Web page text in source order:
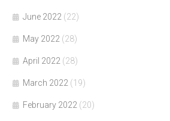
June 2022 (22)
May 2022 (28)
April 2022 (28)
March 2022 (19)
February 2022 (20)